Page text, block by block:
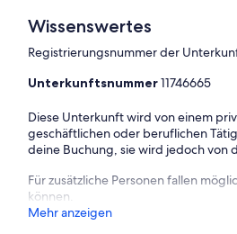
Wissenswertes
Registrierungsnummer der
Unterkunftsnummer11746665
Diese Unterkunft wird von einem
geschäftlichen oder beruflichen
deine Buchung, sie wird jedoch
Für zusätzliche Personen fallen
können.
Mehr anzeigen